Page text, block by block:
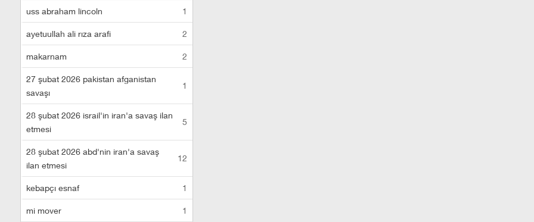
uss abraham lincoln 1
ayetuullah ali rıza arafi 2
makarnam 2
27 şubat 2026 pakistan afganistan
savaşı
1
28 şubat 2026 israil'in iran'a savaş ilan
etmesi
5
28 şubat 2026 abd'nin iran'a savaş
ilan etmesi
12
kebapçı esnaf 1
mi mover 1